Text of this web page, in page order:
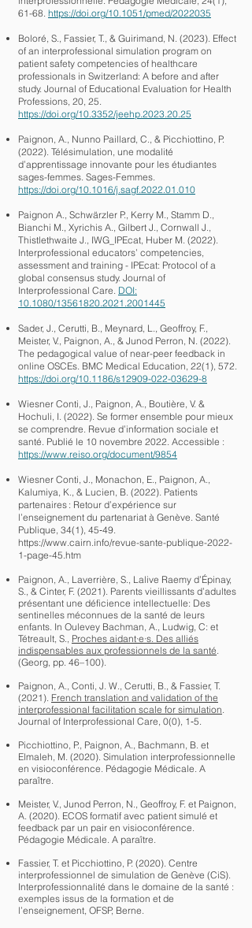
61-68. https://doi.org/10.1051/pmed/2022035
Boloré, S., Fassier, T., & Guirimand, N. (2023). Effect
of an interprofessional simulation program on
patient safety competencies of healthcare
professionals in Switzerland: A before and after
study. Journal of Educational Evaluation for Health
Professions, 20, 25.
https://doi.org/10.3352/jeehp.2023.20.25
Paignon, A., Nunno Paillard, C., & Picchiottino, P.
(2022). Télésimulation, une modalité
d’apprentissage innovante pour les étudiantes
sages-femmes. Sages-Femmes.
https://doi.org/10.1016/j.sagf.2022.01.010
Paignon A., Schwärzler P., Kerry M., Stamm D.,
Bianchi M., Xyrichis A., Gilbert J., Cornwall J.,
Thistlethwaite J., IWG_IPEcat, Huber M. (2022).
Interprofessional educators’ competencies,
assessment and training - IPEcat: Protocol of a
global consensus study. Journal of
Interprofessional Care. DOI:
10.1080/13561820.2021.2001445
Sader, J., Cerutti, B., Meynard, L., Geoffroy, F.,
Meister, V., Paignon, A., & Junod Perron, N. (2022).
The pedagogical value of near-peer feedback in
online OSCEs. BMC Medical Education, 22(1), 572.
https://doi.org/10.1186/s12909-022-03629-8
Wiesner Conti, J., Paignon, A., Boutière, V. &
Hochuli, I. (2022). Se former ensemble pour mieux
se comprendre. Revue d’information sociale et
santé. Publié le 10 novembre 2022. Accessible :
https://www.reiso.org/document/9854
Wiesner Conti, J., Monachon, E., Paignon, A.,
Kalumiya, K., & Lucien, B. (2022). Patients
partenaires : Retour d’expérience sur
l’enseignement du partenariat à Genève. Santé
Publique, 34(1), 45‑49.
https://www.cairn.info/revue-sante-publique-2022-
1-page-45.htm
Paignon, A., Laverrière, S., Lalive Raemy d’Épinay,
S., & Cinter, F. (2021). Parents vieillissants d’adultes
présentant une déficience intellectuelle: Des
sentinelles méconnues de la santé de leurs
enfants. In Oulevey Bachman, A., Ludwig, C: et
Tétreault, S., Proches aidant·e·s. Des alliés
indispensables aux professionnels de la santé.
(Georg, pp. 46–100).
Paignon, A., Conti, J. W., Cerutti, B., & Fassier, T.
(2021). French translation and validation of the
interprofessional facilitation scale for simulation.
Journal of Interprofessional Care, 0(0), 1‑5.
Picchiottino, P., Paignon, A., Bachmann, B. et
Elmaleh, M. (2020). Simulation interprofessionnelle
en visioconférence. Pédagogie Médicale. A
paraître.
Meister, V., Junod Perron, N., Geoffroy, F. et Paignon,
A. (2020). ECOS formatif avec patient simulé et
feedback par un pair en visioconférence.
Pédagogie Médicale. A paraître.
Fassier, T. et Picchiottino, P. (2020). Centre
interprofessionnel de simulation de Genève (CiS).
Interprofessionnalité dans le domaine de la santé :
exemples issus de la formation et de
l’enseignement, OFSP, Berne.